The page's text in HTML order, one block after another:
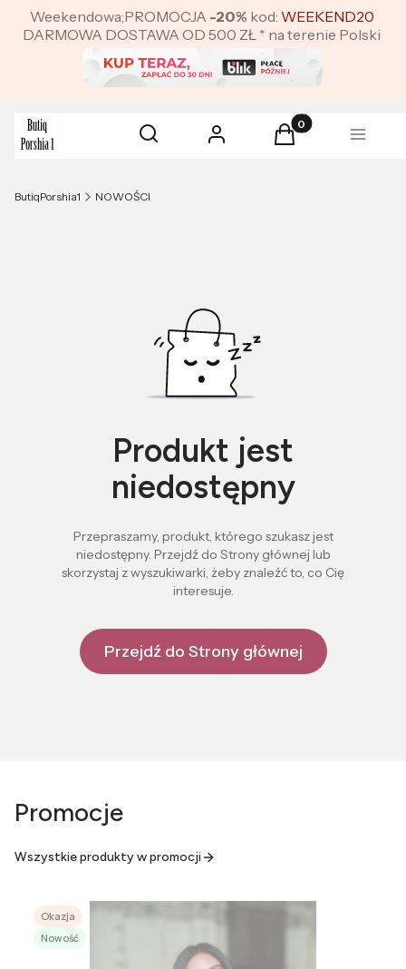
Weekendowa;PROMOCJA -20% kod: WEEKEND20
DARMOWA DOSTAWA OD 500 ZŁ * na terenie Polski
Otwórz wyszukiwarkę
Szukaj Zaloguj się Produkty w
Koszyk Menu
ButiqPorshia1 NOWOŚCI
Produkt jest
niedostępny
Przepraszamy, produkt, którego szukasz jest
niedostępny. Przejdź do Strony głównej lub
skorzystaj z wyszukiwarki, żeby znaleźć to, co Cię
interesuje.
Przejdź do Strony głównej
Promocje
Wszystkie produkty w promocji
Okazja
Nowość